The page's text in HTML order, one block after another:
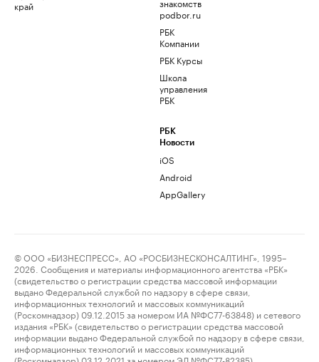
край
podbor.ru
РБК
Компании
РБК Курсы
Школа
управления
РБК
РБК
Новости
iOS
Android
AppGallery
© ООО «БИЗНЕСПРЕСС», АО «РОСБИЗНЕСКОНСАЛТИНГ», 1995–
2026. Сообщения и материалы информационного агентства «РБК»
(свидетельство о регистрации средства массовой информации
выдано Федеральной службой по надзору в сфере связи,
информационных технологий и массовых коммуникаций
(Роскомнадзор) 09.12.2015 за номером ИА №ФС77-63848) и сетевого
издания «РБК» (свидетельство о регистрации средства массовой
информации выдано Федеральной службой по надзору в сфере связи,
информационных технологий и массовых коммуникаций